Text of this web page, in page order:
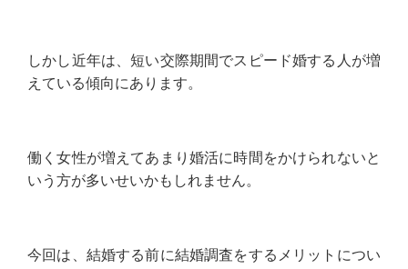
しかし近年は、短い交際期間でスピード婚する人が増
えている傾向にあります。
働く女性が増えてあまり婚活に時間をかけられないと
いう方が多いせいかもしれません。
今回は、結婚する前に結婚調査をするメリットについ